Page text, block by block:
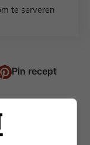
te serveren
Pin recept